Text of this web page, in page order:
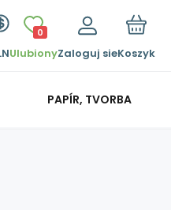
0
UlubionyZaloguj sieKoszyk
PAPÍR, TVORBA